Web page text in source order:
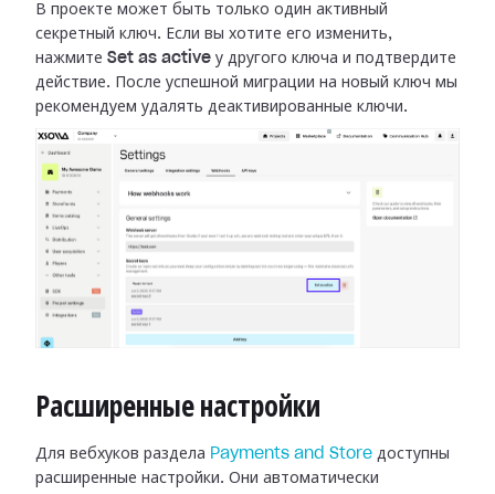
В проекте может быть только один активный
секретный ключ. Если вы хотите его изменить,
нажмите Set as active у другого ключа и подтвердите
действие.
После успешной миграции на новый ключ мы
рекомендуем удалять деактивированные ключи.
Расширенные настройки
Для вебхуков раздела Payments and Store доступны
расширенные настройки. Они автоматически